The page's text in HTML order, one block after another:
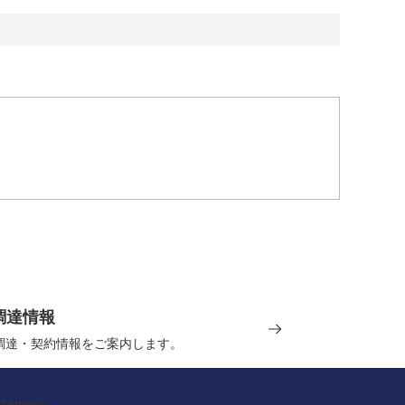
達情報
達・契約情報をご案内します。